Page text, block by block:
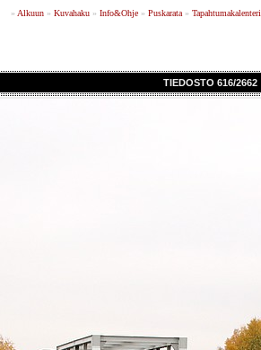
» Alkuun» Kuvahaku» Info&Ohje» Puskarata» Tapahtumakalenteri
TIEDOSTO 616/2662